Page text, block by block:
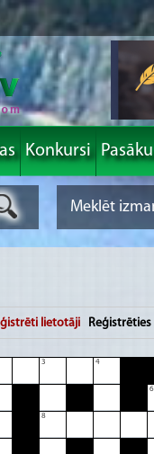
Konkursi
lietotāji Reģistrēties
3 4
6
8